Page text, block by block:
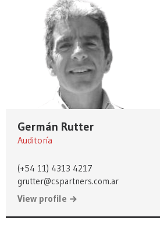
Germán Rutter
Auditoría
(+54 11) 4313 4217
grutter@cspartners.com.ar
View profile